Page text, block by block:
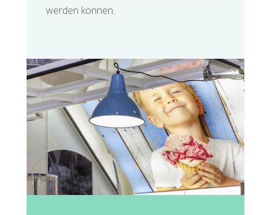
werden können.